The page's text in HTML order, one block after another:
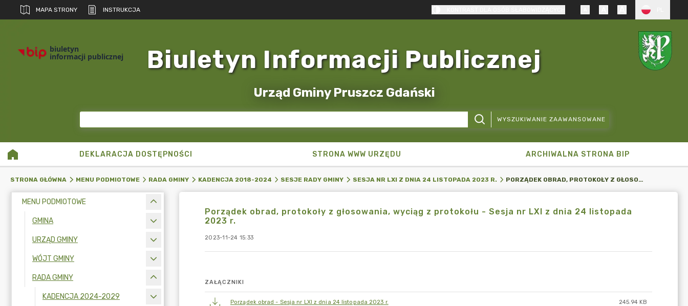
MAPA STRONY INSTRUKCJA
biuletyn
informacji publicznej Biuletyn Informacji Publicznej
Urząd Gminy Pruszcz Gdański
WYSZUKIWANIE ZAAWANSOWANE
DEKLARACJA DOSTĘPNOŚCI STRONA WWW URZĘDU ARCHIWALNA STRONA BIP
STRONA GŁÓWNA MENU PODMIOTOWE RADA GMINY KADENCJA 2018-2024 SESJE RADY GMINY SESJA NR LXI Z DNIA 24 LISTOPADA 2023 R. PORZĄDEK OBRAD, PROTOKOŁY Z GŁOSOWANIA, WYCIĄG Z PROTOKOŁU - SESJA NR LXI Z DNIA 24 LISTOPADA 2023 R.
MENU PODMIOTOWE
GMINA
URZĄD GMINY
WÓJT GMINY
RADA GMINY
KADENCJA 2024-2029
Porządek obrad, protokoły z głosowania, wyciąg z protokołu - Sesja nr LXI z dnia 24 listopada
2023 r.
2023-11-24 15:33
ZAŁĄCZNIKI
Porządek obrad - Sesja nr LXI z dnia 24 listopada 2023 r. 245.94 KB